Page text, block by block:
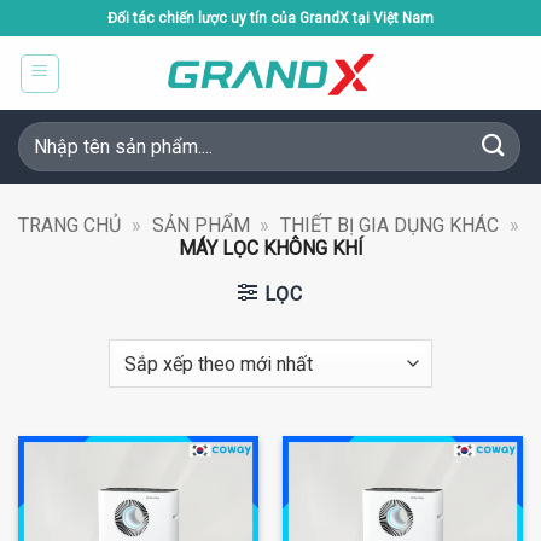
qua
dung
Đối tác chiến lược uy tín của GrandX tại Việt Nam
Tìm
kiếm:
TRANG CHỦ » SẢN PHẨM » THIẾT BỊ GIA DỤNG KHÁC »
MÁY LỌC KHÔNG KHÍ
LỌC